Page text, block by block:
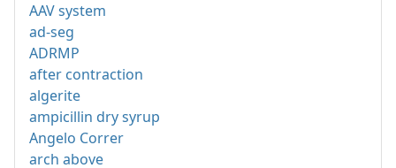
AAV system
ad-seg
ADRMP
after contraction
algerite
ampicillin dry syrup
Angelo Correr
arch above